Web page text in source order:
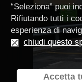
“Seleziona” puoi
Rifiutando tutti i
esperienza di
chiudi questo
Accetta